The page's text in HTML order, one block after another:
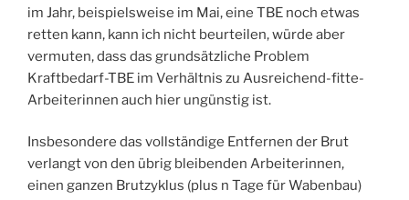
im Jahr, beispielsweise im Mai, eine TBE noch etwas
retten kann, kann ich nicht beurteilen, würde aber
vermuten, dass das grundsätzliche Problem
Kraftbedarf-TBE im Verhältnis zu Ausreichend-fitte-
Arbeiterinnen auch hier ungünstig ist.
Insbesondere das vollständige Entfernen der Brut
verlangt von den übrig bleibenden Arbeiterinnen,
einen ganzen Brutzyklus (plus n Tage für Wabenbau)